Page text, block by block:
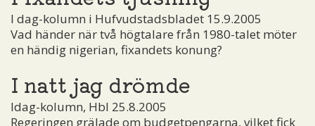
I dag-kolumn i Hufvudstadsbladet 15.9.2005
Vad händer när två högtalare från 1980-talet möter
en händig nigerian, fixandets konung?
I natt jag drömde
Idag-kolumn, Hbl 25.8.2005
Regeringen grälade om budgetpengarna, vilket fick